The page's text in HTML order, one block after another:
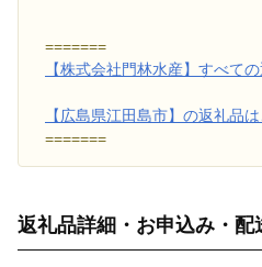
=======
【株式会社門林水産】すべて
【広島県江田島市】の返礼品は
=======
返礼品詳細・お申込み・配